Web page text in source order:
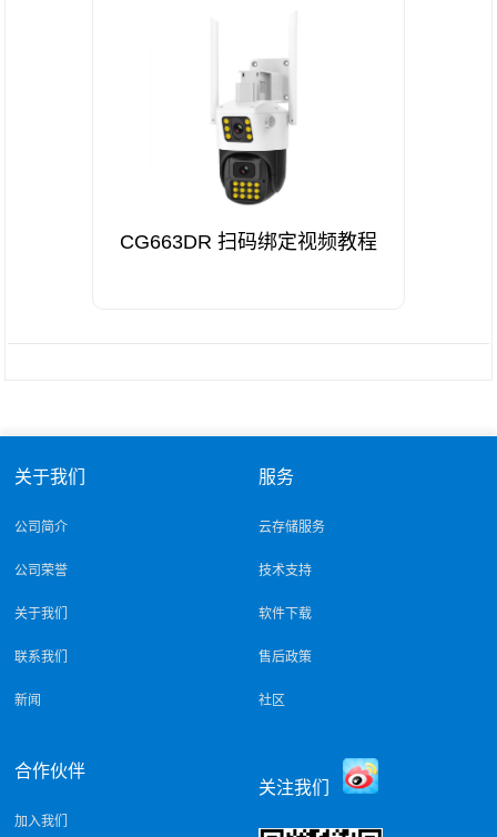
CG663DR 扫码绑定视频教程
关于我们
公司简介
公司荣誉
关于我们
联系我们
新闻
服务
云存储服务
技术支持
软件下载
售后政策
社区
合作伙伴
加入我们
关注我们